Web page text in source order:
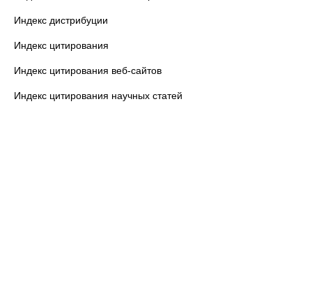
Индекс дистрибуции
Индекс цитирования
Индекс цитирования веб-сайтов
Индекс цитирования научных статей